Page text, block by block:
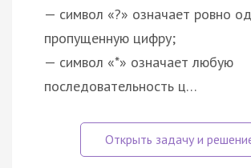
— символ «?» означает ровно
пропущенную цифру;
— символ «*» означает любую
последовательность ц…